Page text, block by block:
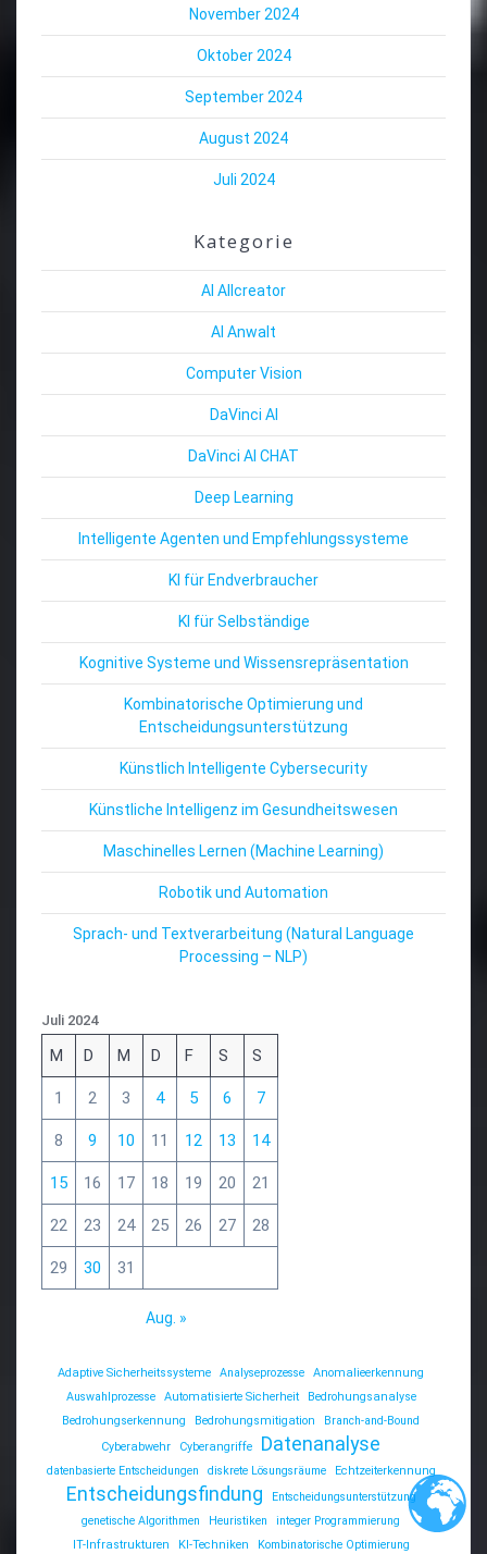
November 2024
Oktober 2024
September 2024
August 2024
Juli 2024
Kategorie
AI Allcreator
AI Anwalt
Computer Vision
DaVinci AI
DaVinci AI CHAT
Deep Learning
Intelligente Agenten und Empfehlungssysteme
KI für Endverbraucher
KI für Selbständige
Kognitive Systeme und Wissensrepräsentation
Kombinatorische Optimierung und
Entscheidungsunterstützung
Künstlich Intelligente Cybersecurity
Künstliche Intelligenz im Gesundheitswesen
Maschinelles Lernen (Machine Learning)
Robotik und Automation
Sprach- und Textverarbeitung (Natural Language
Processing – NLP)
Juli 2024
M D M D F S S
1 2 3 4 5 6 7
8 9 10 11 12 13 14
15 16 17 18 19 20 21
22 23 24 25 26 27 28
29 30 31
Aug. »
Adaptive Sicherheitssysteme Analyseprozesse
Anomalieerkennung
Auswahlprozesse
Automatisierte Sicherheit
Bedrohungsanalyse
Bedrohungserkennung
Bedrohungsmitigation
Branch-and-Bound
Cyberabwehr
Cyberangriffe Datenanalyse
datenbasierte Entscheidungen diskrete Lösungsräume Echtzeiterkennung
Entscheidungsfindung
Entscheidungsunterstützung
genetische Algorithmen
Heuristiken
integer Programmierung
IT-Infrastrukturen
KI-Techniken Kombinatorische Optimierung